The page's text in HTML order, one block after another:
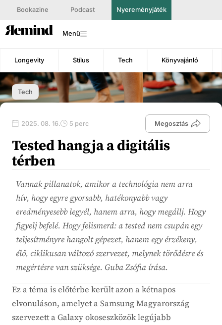
Bookazine Podcast Nyereményjáték
Menü
Longevity Stílus Tech Könyvajánló
Tech
2025. 08. 16. 5 perc Megosztás
Tested hangja a digitális
térben
Vannak pillanatok, amikor a technológia nem arra
hív, hogy egyre gyorsabb, hatékonyabb vagy
eredményesebb legyél, hanem arra, hogy megállj. Hogy
figyelj befelé. Hogy felismerd: a tested nem csupán egy
teljesítményre hangolt gépezet, hanem egy érzékeny,
élő, ciklikusan változó szervezet, melynek törődésre és
megértésre van szüksége. Guba Zsófia írása.
Ez a téma is előtérbe került azon a kétnapos
elvonuláson, amelyet a Samsung Magyarország
szervezett a Galaxy okoseszközök legújabb